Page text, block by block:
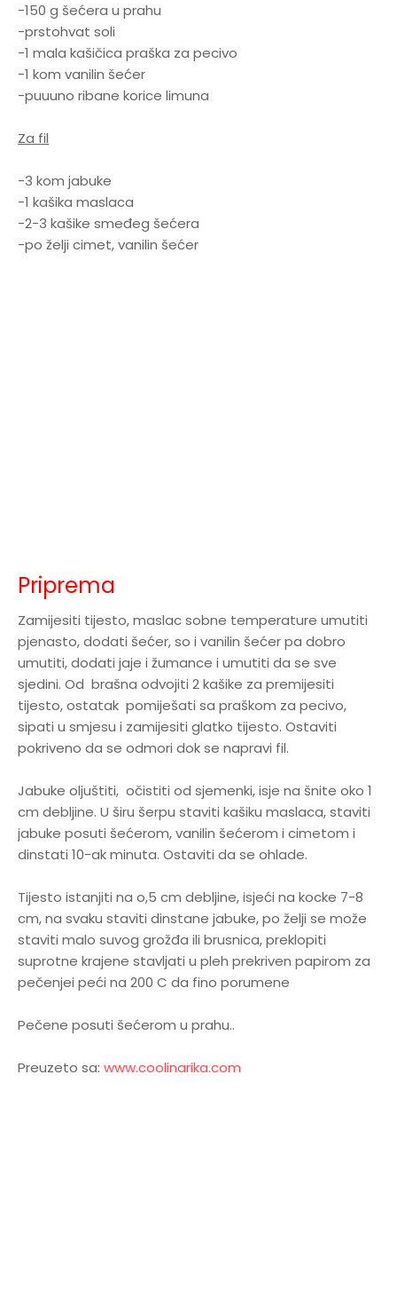
-150 g šećera u prahu
-prstohvat soli
-1 mala kašičica praška za pecivo
-1 kom vanilin šećer
-puuuno ribane korice limuna
Za fil
-3 kom jabuke
-1 kašika maslaca
-2-3 kašike smeđeg šećera
-po želji cimet, vanilin šećer
Priprema
Zamijesiti tijesto, maslac sobne temperature umutiti
pjenasto, dodati šećer, so i vanilin šećer pa dobro
umutiti, dodati jaje i žumance i umutiti da se sve
sjedini. Od brašna odvojiti 2 kašike za premijesiti
tijesto, ostatak pomiješati sa praškom za pecivo,
sipati u smjesu i zamijesiti glatko tijesto. Ostaviti
pokriveno da se odmori dok se napravi fil.
Jabuke oljuštiti, očistiti od sjemenki, isje na šnite oko 1
cm debljine. U širu šerpu staviti kašiku maslaca, staviti
jabuke posuti šećerom, vanilin šećerom i cimetom i
dinstati 10-ak minuta. Ostaviti da se ohlade.
Tijesto istanjiti na o,5 cm debljine, isjeći na kocke 7-8
cm, na svaku staviti dinstane jabuke, po želji se može
staviti malo suvog grožđa ili brusnica, preklopiti
suprotne krajene stavljati u pleh prekriven papirom za
pečenjei peći na 200 C da fino porumene
Pečene posuti šećerom u prahu..
Preuzeto sa: www.coolinarika.com